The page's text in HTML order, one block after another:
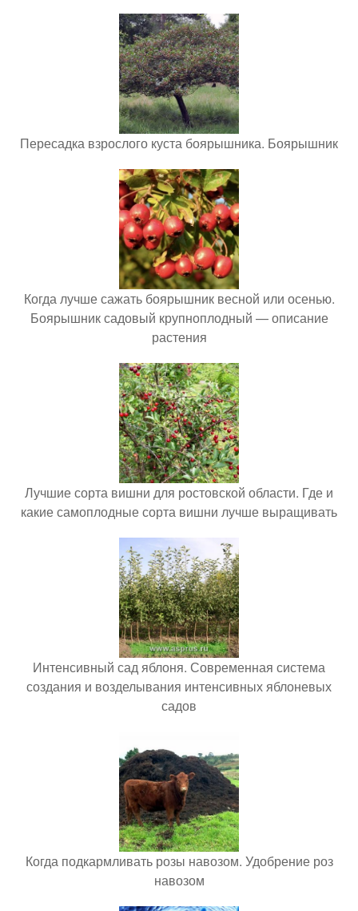
Пересадка взрослого куста боярышника. Боярышник
Когда лучше сажать боярышник весной или осенью.
Боярышник садовый крупноплодный — описание
растения
Лучшие сорта вишни для ростовской области. Где и
какие самоплодные сорта вишни лучше выращивать
Интенсивный сад яблоня. Современная система
создания и возделывания интенсивных яблоневых
садов
Когда подкармливать розы навозом. Удобрение роз
навозом